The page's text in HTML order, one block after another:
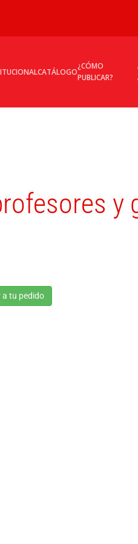
CATÁLOGO
¿CÓMO
PUBLICAR?
y
a tu pedido